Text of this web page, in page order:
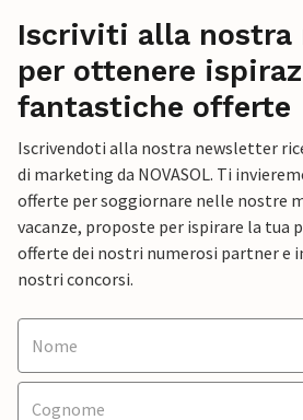
Iscriviti alla nostra
per ottenere
fantastiche offerte
Iscrivendoti alla nostra newsletter
di marketing da NOVASOL. Ti
offerte per soggiornare nelle nostre
vacanze, proposte per ispirare la tua
offerte dei nostri numerosi partner e
nostri concorsi.